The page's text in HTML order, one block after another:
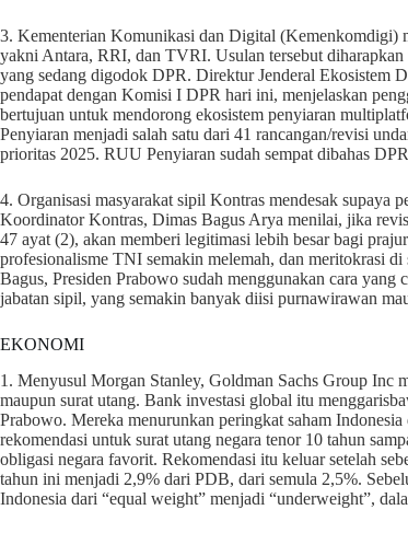
3. Kementerian Komunikasi dan Digital (Kemenkomdigi)
yakni Antara, RRI, dan TVRI. Usulan tersebut
yang sedang digodok DPR. Direktur Jenderal Ekosistem
pendapat dengan Komisi I DPR hari ini, menjelaskan
bertujuan untuk mendorong ekosistem penyiaran
Penyiaran menjadi salah satu dari 41 rancangan/revisi
prioritas 2025. RUU Penyiaran sudah sempat dibahas
4. Organisasi masyarakat sipil Kontras mendesak
Koordinator Kontras, Dimas Bagus Arya menilai, jika
47 ayat (2), akan memberi legitimasi lebih besar bagi
profesionalisme TNI semakin melemah, dan meritokrasi
Bagus, Presiden Prabowo sudah menggunakan cara
jabatan sipil, yang semakin banyak diisi purnawirawan
EKONOMI
1. Menyusul Morgan Stanley, Goldman Sachs Group Inc
maupun surat utang. Bank investasi global itu
Prabowo. Mereka menurunkan peringkat saham
rekomendasi untuk surat utang negara tenor 10 tahun
obligasi negara favorit. Rekomendasi itu keluar setelah
tahun ini menjadi 2,9% dari PDB, dari semula 2,5%.
Indonesia dari “equal weight” menjadi “underweight”,